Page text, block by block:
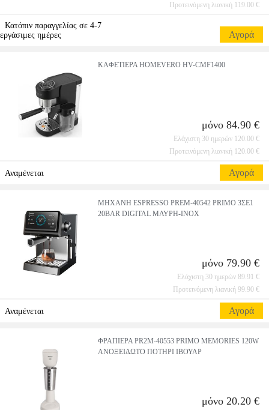
Προτεινόμενη λιανική 119.00 €
Κατόπιν παραγγελίας σε 4-7
εργάσιμες ημέρες
Αγορά
ΚΑΦΕΤΙΕΡΑ HOMEVERO HV-CMF1400
μόνο 84.90 €
Ελάχιστη 30 ημερών 120.00 €
Προτεινόμενη λιανική 120.00 €
Αναμένεται Αγορά
ΜΗΧΑΝΗ ESPRESSO PREM-40542 PRIMO 3ΣΕ1
20BAR DIGITAL ΜΑΥΡΗ-INOX
μόνο 79.90 €
Ελάχιστη 30 ημερών 89.91 €
Προτεινόμενη λιανική 99.90 €
Αναμένεται Αγορά
ΦΡΑΠΙΕΡΑ PR2M-40553 PRIMO MEMORIES 120W
ΑΝΟΞΕΙΔΩΤΟ ΠΟΤΗΡΙ ΙΒΟΥΑΡ
μόνο 20.20 €